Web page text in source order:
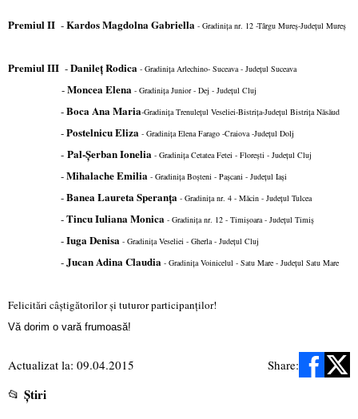
Premiul II -Kardos Magdolna Gabriella - Gradiniţa nr. 12 -Târgu Mureş-Judeţul Mureş
Premiul III -Danileţ Rodica - Gradiniţa Arlechino- Suceava - Judeţul Suceava
-Moncea Elena - Gradiniţa Junior - Dej - Judeţul Cluj
-Boca Ana Maria-Gradiniţa Trenuleţul Veseliei-Bistriţa-Judeţul Bistriţa Năsăud
-Postelnicu Eliza - Gradiniţa Elena Farago -Craiova -Judeţul Dolj
- Pal-Şerban Ionelia - Gradiniţa Cetatea Fetei - Floreşti - Judeţul Cluj
-Mihalache Emilia - Gradiniţa Boşteni - Paşcani - Judeţul Iaşi
-Banea Laureta Speranţa - Gradiniţa nr. 4 - Măcin - Judeţul Tulcea
-Tincu Iuliana Monica - Gradiniţa nr. 12 - Timişoara - Judeţul Timiş
-Iuga Denisa - Gradiniţa Veseliei - Gherla - Judeţul Cluj
-Jucan Adina Claudia - Gradiniţa Voinicelul - Satu Mare - Judeţul Satu Mare
Felicitări câştigătorilor şi tuturor participanţilor!
Vă dorim o vară frumoasă!
Actualizat la: 09.04.2015
Share:
📂 Știri